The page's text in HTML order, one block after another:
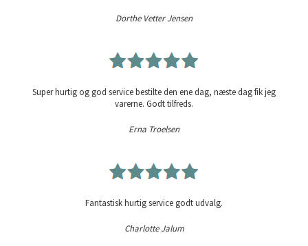
Dorthe Vetter Jensen
Super hurtig og god service bestilte den ene dag, næste dag fik jeg
varerne. Godt tilfreds.
Erna Troelsen
Fantastisk hurtig service godt udvalg.
Charlotte Jalum